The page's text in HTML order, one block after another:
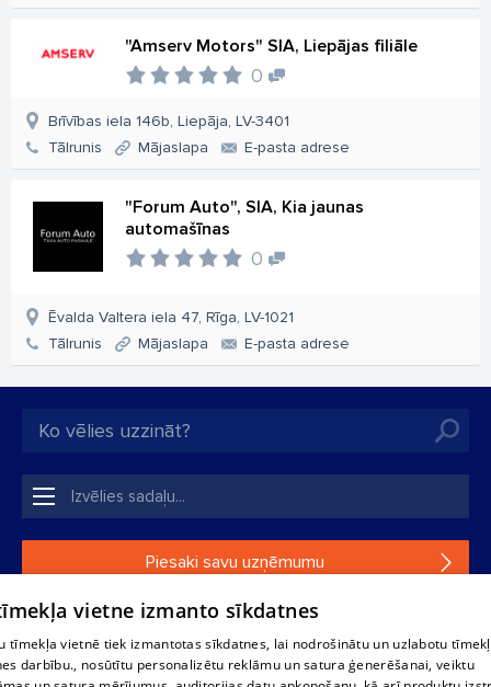
"Amserv Motors" SIA, Liepājas filiāle
0
Brīvības iela 146b, Liepāja, LV-3401
Tālrunis
Mājaslapa E-pasta adrese
"Forum Auto", SIA, Kia jaunas
automašīnas
0
Ēvalda Valtera iela 47, Rīga, LV-1021
Tālrunis
Mājaslapa E-pasta adrese
Piesaki savu uzņēmumu
Ja tavs uzņēmums nav mūsu datubāzē, aizpildi vienkāršu
vietne izmanto sīkdatnes
tīmekļa vietnē tiek izmantotas sīkdatnes, lai nodrošinātu un uzlabotu
darbību., nosūtītu personalizētu reklāmu un satura ģenerēšanai, veiktu